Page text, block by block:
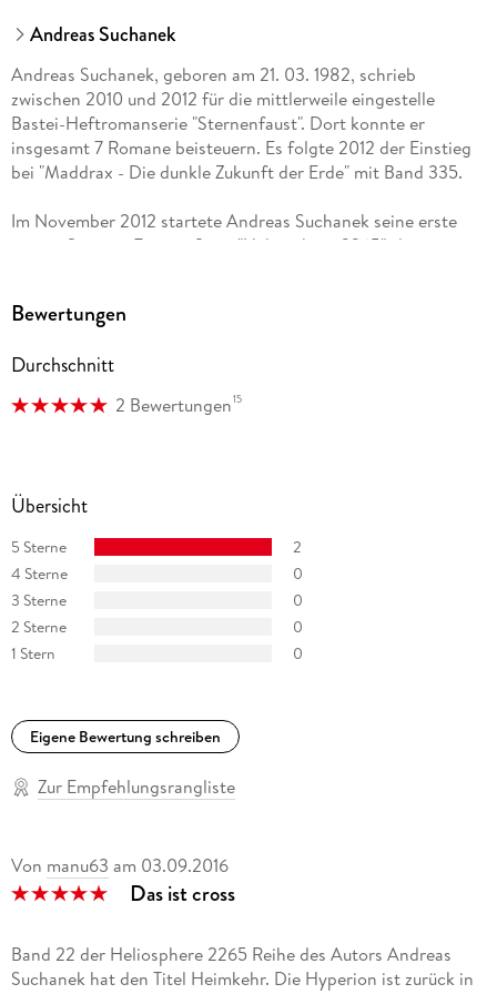
Andreas Suchanek
Andreas Suchanek, geboren am 21. 03. 1982, schrieb
zwischen 2010 und 2012 für die mittlerweile eingestelle
Bastei-Heftromanserie "Sternenfaust". Dort konnte er
insgesamt 7 Romane beisteuern. Es folgte 2012 der Einstieg
bei "Maddrax - Die dunkle Zukunft der Erde" mit Band 335.
Im November 2012 startete Andreas Suchanek seine erste
eigene Science-Fiction-Serie "Heliosphere 2265", die
Serie "Professor Zamorra - Der Meister des Übersinnlichen".
Weitere Informationen zum Autor und seinen Projekten unter:
andreassuchanek. de
Und unter Facebook:
facebook. com/andreas. suchanek
facebook. com/heliosphere2265
Bewertungen
Durchschnitt
2 Bewertungen15
Übersicht
5 Sterne
2
4 Sterne
0
3 Sterne
0
2 Sterne
0
1 Stern
0
Eigene Bewertung schreiben
Zur Empfehlungsrangliste
Von manu63 am 03.09.2016
Das ist cross
Band 22 der Heliosphere 2265 Reihe des Autors Andreas
Suchanek hat den Titel Heimkehr. Die Hyperion ist zurück in